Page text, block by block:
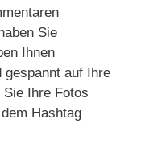
Sie
Ihnen
gespannt auf Ihre
Sie Ihre Fotos
Hashtag